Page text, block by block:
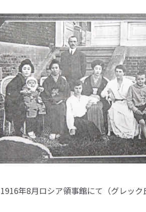
1916年8月ロシア領事館にて（グレック